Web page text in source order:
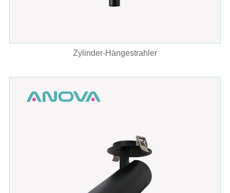
Zylinder-Hängestrahler